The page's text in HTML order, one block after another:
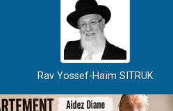
Rav Yossef-Haïm SITRUK